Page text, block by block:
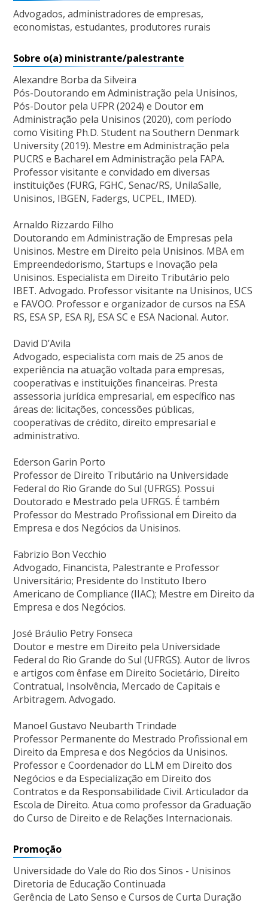
Advogados, administradores de empresas,
economistas, estudantes, produtores rurais
Sobre o(a) ministrante/palestrante
Alexandre Borba da Silveira
Pós-Doutorando em Administração pela Unisinos,
Pós-Doutor pela UFPR (2024) e Doutor em
Administração pela Unisinos (2020), com período
como Visiting Ph.D. Student na Southern Denmark
University (2019). Mestre em Administração pela
PUCRS e Bacharel em Administração pela FAPA.
Professor visitante e convidado em diversas
instituições (FURG, FGHC, Senac/RS, UnilaSalle,
Unisinos, IBGEN, Fadergs, UCPEL, IMED).
Arnaldo Rizzardo Filho
Doutorando em Administração de Empresas pela
Unisinos. Mestre em Direito pela Unisinos. MBA em
Empreendedorismo, Startups e Inovação pela
Unisinos. Especialista em Direito Tributário pelo
IBET. Advogado. Professor visitante na Unisinos, UCS
e FAVOO. Professor e organizador de cursos na ESA
RS, ESA SP, ESA RJ, ESA SC e ESA Nacional. Autor.
David D’Avila
Advogado, especialista com mais de 25 anos de
experiência na atuação voltada para empresas,
cooperativas e instituições financeiras. Presta
assessoria jurídica empresarial, em específico nas
áreas de: licitações, concessões públicas,
cooperativas de crédito, direito empresarial e
administrativo.
Ederson Garin Porto
Professor de Direito Tributário na Universidade
Federal do Rio Grande do Sul (UFRGS). Possui
Doutorado e Mestrado pela UFRGS. É também
Professor do Mestrado Profissional em Direito da
Empresa e dos Negócios da Unisinos.
Fabrizio Bon Vecchio
Advogado, Financista, Palestrante e Professor
Universitário; Presidente do Instituto Ibero
Americano de Compliance (IIAC); Mestre em Direito da
Empresa e dos Negócios.
José Bráulio Petry Fonseca
Doutor e mestre em Direito pela Universidade
Federal do Rio Grande do Sul (UFRGS). Autor de livros
e artigos com ênfase em Direito Societário, Direito
Contratual, Insolvência, Mercado de Capitais e
Arbitragem. Advogado.
Manoel Gustavo Neubarth Trindade
Professor Permanente do Mestrado Profissional em
Direito da Empresa e dos Negócios da Unisinos.
Professor e Coordenador do LLM em Direito dos
Negócios e da Especialização em Direito dos
Contratos e da Responsabilidade Civil. Articulador da
Escola de Direito. Atua como professor da Graduação
do Curso de Direito e de Relações Internacionais.
Promoção
Universidade do Vale do Rio dos Sinos - Unisinos
Diretoria de Educação Continuada
Gerência de Lato Senso e Cursos de Curta Duração